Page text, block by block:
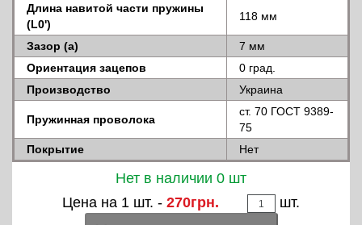
Длина навитой части пружины
(L0')
118 мм
Зазор (a)
7 мм
Ориентация зацепов
0 град.
Производство
Украина
Пружинная проволока
ст. 70 ГОСТ 9389-
75
Покрытие
Нет
Нет в наличии 0 шт
Цена на 1 шт. - 270грн. шт.